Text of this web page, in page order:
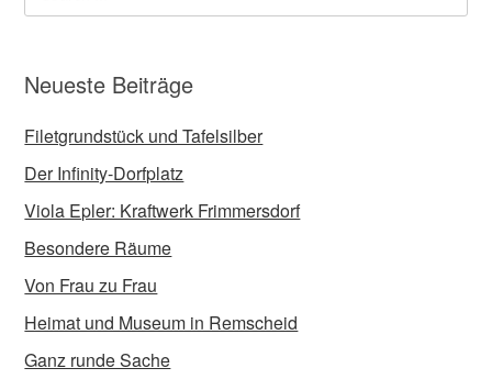
Neueste Beiträge
Filetgrundstück und Tafelsilber
Der Infinity-Dorfplatz
Viola Epler: Kraftwerk Frimmersdorf
Besondere Räume
Von Frau zu Frau
Heimat und Museum in Remscheid
Ganz runde Sache